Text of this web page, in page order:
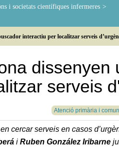
i societats científiques infermeres
interactiu per localitzar serveis
dissenyen
serveis
Atenció primària i
cercar serveis en casos
i Ruben González Iribarne